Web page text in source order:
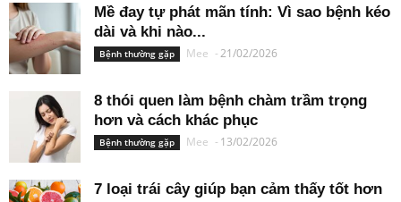
Mề đay tự phát mãn tính: Vì sao bệnh kéo
dài và khi nào...
Bệnh thường gặp Mee -21/02/2026
8 thói quen làm bệnh chàm trầm trọng
hơn và cách khác phục
Bệnh thường gặp Mee - 13/02/2026
7 loại trái cây giúp bạn cảm thấy tốt hơn